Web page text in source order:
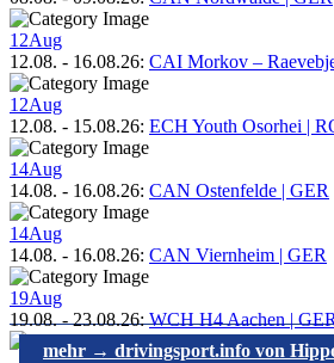
12Aug
12.08. - 16.08.26: CAI Morkov –
12Aug
12.08. - 15.08.26: ECH Youth Osorhei |
14Aug
14.08. - 16.08.26: CAN Ostenfelde | GER
14Aug
14.08. - 16.08.26: CAN Viernheim | GER
19Aug
19.08.-23.08.26:WCH H4 Aachen |
mehr → drivingsport.info von